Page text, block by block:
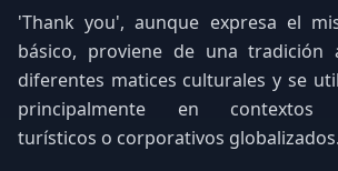
'Thank you', aunque expresa el
básico, proviene de una tradición
diferentes matices culturales y se
principalmente en contextos
turísticos o corporativos globalizados.